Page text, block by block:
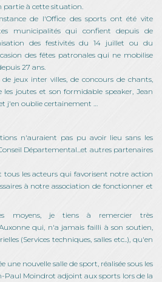
à cette situation.
de l'Office des sports ont été vite
municipalités qui confient depuis de
des festivités du 14 juillet ou du
des fêtes patronales qui ne mobilise
27 ans.
jeux inter villes, de concours de chants,
joutes et son formidable speaker, Jean
j'en oublie certainement …
n'auraient pas pu avoir lieu sans les
Départemental...et autres partenaires
tous les acteurs qui favorisent notre action
à notre association de fonctionner et
moyens, je tiens à remercier très
qui, n'a jamais failli à son soutien,
(Services techniques, salles etc..), qu'en
une nouvelle salle de sport, réalisée sous les
Paul Moindrot adjoint aux sports lors de la